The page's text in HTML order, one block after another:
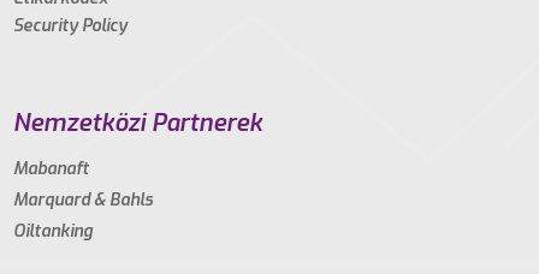
Security Policy
Nemzetközi Partnerek
Mabanaft
Marquard & Bahls
Oiltanking